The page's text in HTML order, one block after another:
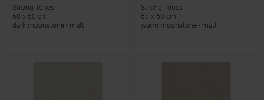
Strong Tones
60 x 60 cm
dark moonstone - matt
Strong Tones
60 x 60 cm
warm moonstone - matt